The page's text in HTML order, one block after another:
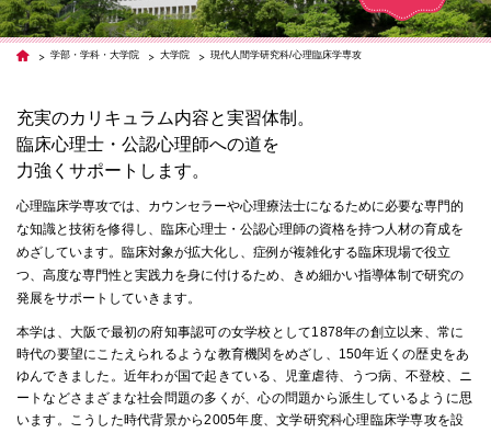
学部・学科・大学院
キャンパスライフ
進路・就職
国際交流
産学連携
TOP 学部・学科・大学院 大学院 現代人間学研究科/心理臨床学専攻
充実のカリキュラム内容と実習体制。
臨床心理士・公認心理師への道を
力強くサポートします。
心理臨床学専攻では、カウンセラーや心理療法士になるために必要な専門的
な知識と技術を修得し、臨床心理士・公認心理師の資格を持つ人材の育成を
めざしています。臨床対象が拡大化し、症例が複雑化する臨床現場で役立
つ、高度な専門性と実践力を身に付けるため、きめ細かい指導体制で研究の
発展をサポートしていきます。
本学は、大阪で最初の府知事認可の女学校として1878年の創立以来、常に
時代の要望にこたえられるような教育機関をめざし、150年近くの歴史をあ
ゆんできました。近年わが国で起きている、児童虐待、うつ病、不登校、ニ
ートなどさまざまな社会問題の多くが、心の問題から派生しているように思
います。こうした時代背景から2005年度、文学研究科心理臨床学専攻を設